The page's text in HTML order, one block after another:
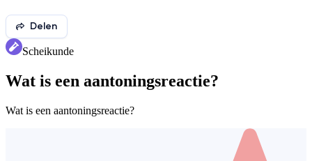
Delen
Scheikunde
Wat is een aantoningsreactie?
Wat is een aantoningsreactie?